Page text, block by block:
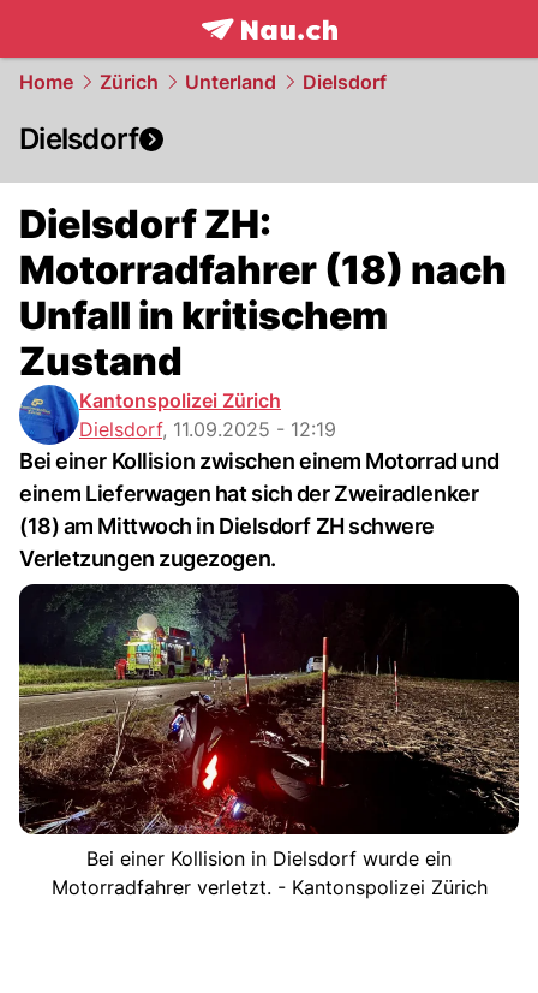
frontpage.NAU.ch
Home Zürich Unterland Dielsdorf
Dielsdorf
Dielsdorf ZH:
Motorradfahrer (18) nach
Unfall in kritischem
Zustand
Kantonspolizei Zürich
Dielsdorf, 11.09.2025 - 12:19
Bei einer Kollision zwischen einem Motorrad und
einem Lieferwagen hat sich der Zweiradlenker
(18) am Mittwoch in Dielsdorf ZH schwere
Verletzungen zugezogen.
Bei einer Kollision in Dielsdorf wurde ein
Motorradfahrer verletzt. - Kantonspolizei Zürich